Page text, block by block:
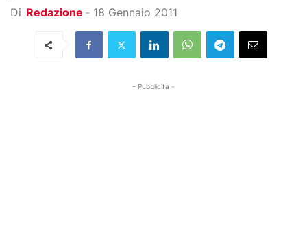
Di Redazione - 18 Gennaio 2011
- Pubblicità -